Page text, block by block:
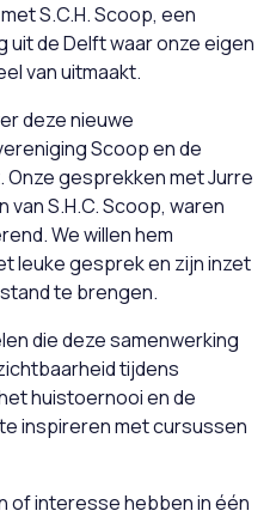
S.C.H. Scoop, een
de Delft waar onze eigen
van uitmaakt.
deze nieuwe
Scoop en de
gesprekken met Jurre
van S.H.C. Scoop, waren
We willen hem
leuke gesprek en zijn inzet
te brengen.
die deze samenwerking
tijdens
huistoernooi en de
inspireren met cursussen
of interesse hebben in één